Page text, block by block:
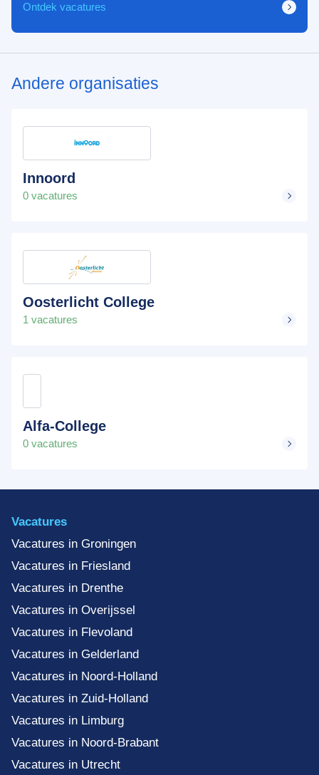
Ontdek vacatures
Andere organisaties
Innoord
0 vacatures
Oosterlicht College
1 vacatures
Alfa-College
0 vacatures
Vacatures
Vacatures in Groningen
Vacatures in Friesland
Vacatures in Drenthe
Vacatures in Overijssel
Vacatures in Flevoland
Vacatures in Gelderland
Vacatures in Noord-Holland
Vacatures in Zuid-Holland
Vacatures in Limburg
Vacatures in Noord-Brabant
Vacatures in Utrecht